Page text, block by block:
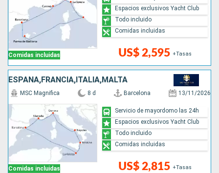
Comidas incluidas US$ 2,595 +Tasas
Espacios exclusivos Yacht Club
Todo incluido
Comidas incluidas
ESPAÑA,FRANCIA,ITALIA,MALTA
Comidas incluidas
MSC Magnifica 8 d Barcelona 13/11/2026
US$ 2,815 +Tasas
Servicio de mayordomo las 24h
Espacios exclusivos Yacht Club
Todo incluido
Comidas incluidas